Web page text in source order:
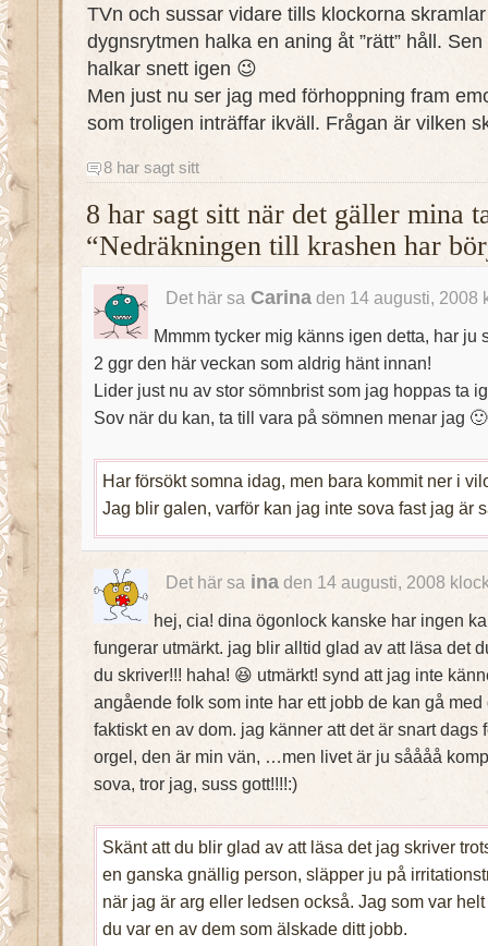
TVn och sussar vidare tills klockorna
dygnsrytmen halka en aning åt ”rätt” håll.
halkar snett igen 😉
Men just nu ser jag med förhoppning fram
som troligen inträffar ikväll. Frågan är vilken
8 har sagt sitt
8 har sagt sitt när det gäller mina
“Nedräkningen till krashen har
Det här sa Carinaden 14 augusti, 2008
Mmmm tycker mig känns igen detta, har ju
2 ggr den här veckan som aldrig hänt innan!
Lider just nu av stor sömnbrist som jag hoppas ta
Sov när du kan, ta till vara på sömnen menar jag 🙂
Har försökt somna idag, men bara kommit ner i
Jag blir galen, varför kan jag inte sova fast jag är
Det här sa inaden 14 augusti, 2008
hej, cia! dina ögonlock kanske har ingen
fungerar utmärkt. jag blir alltid glad av att läsa det
du skriver!!! haha! 😆 utmärkt! synd att jag inte
angående folk som inte har ett jobb de kan gå
faktiskt en av dom. jag känner att det är snart dags
orgel, den är min vän, …men livet är ju såååå
sova, tror jag, suss gott!!!!:)
Skänt att du blir glad av att läsa det jag skriver
en ganska gnällig person, släpper ju på
när jag är arg eller ledsen också. Jag som var
du var en av dem som älskade ditt jobb.